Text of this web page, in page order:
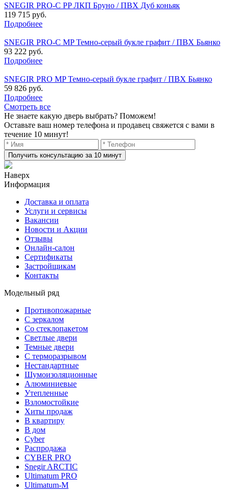
SNEGIR PRO-C PP ЛКП Бруно / ПВХ Дуб коньяк
119 715 руб.
Подробнее
SNEGIR PRO-C MP Темно-серый букле графит / ПВХ Бьянко
93 222 руб.
Подробнее
SNEGIR PRO MP Темно-серый букле графит / ПВХ Бьянко
59 826 руб.
Подробнее
Смотреть все
Не знаете какую дверь выбрать? Поможем!
Оставьте ваш номер телефона и продавец свяжется с вами в
течение 10 минут!
Получить консультацию за 10 минут
Наверх
Информация
Доставка и оплата
Услуги и сервисы
Вакансии
Новости и Акции
Отзывы
Онлайн-салон
Сертификаты
Застройщикам
Контакты
Модельный ряд
Противопожарные
С зеркалом
Со стеклопакетом
Светлые двери
Темные двери
С терморазрывом
Нестандартные
Шумоизоляционные
Алюминиевые
Утепленные
Взломостойкие
Хиты продаж
В квартиру
В дом
Cyber
Распродажа
CYBER PRO
Snegir ARCTIC
Ultimatum PRO
Ultimatum-M